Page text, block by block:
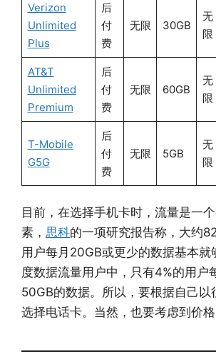
Verizon
Unlimited
Plus
后
付
费
无限 30GB
无
限
AT&T
Unlimited
Premium
后
付
费
无限 60GB
无
限
T-Mobile
G5G
后
付
费
无限 5GB
无
限
目前，在选择手机卡时，流量是一
素， 思科的一项研究报告称，大约
用户每月20GB或更少的数据基本就
度数据流量用户中，只有4%的用户
50GB的数据。所以，要根据自己以
选择电话卡。当然，也要考虑到价格